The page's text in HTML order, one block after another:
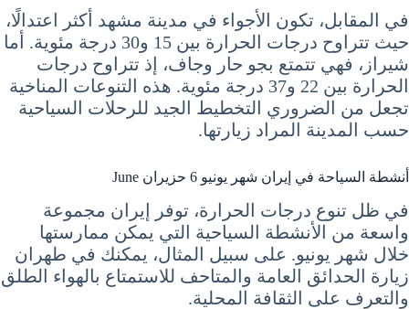
في المقابل، تكون الأجواء في مدينة مشهد أكثر اعتدالًا،
حيث تتراوح درجات الحرارة بين 15 و30 درجة مئوية. أما
شيراز، فهي تتمتع بجو حار وجاف، إذ تتراوح درجات
الحرارة بين 22 و37 درجة مئوية. هذه التنوعات المناخية
تجعل من الضروري التخطيط الجيد للرحلات السياحية
حسب المدينة المراد زيارتها.
أنشطة السياحة في إيران شهر يونيو 6 حزيران June
في ظل تنوع درجات الحرارة، توفر إيران مجموعة
واسعة من الأنشطة السياحية التي يمكن ممارستها
خلال شهر يونيو. على سبيل المثال، يمكنك في طهران
زيارة الحدائق العامة والمتاحف للاستمتاع بالهواء الطلق
والتعرف على الثقافة المحلية.